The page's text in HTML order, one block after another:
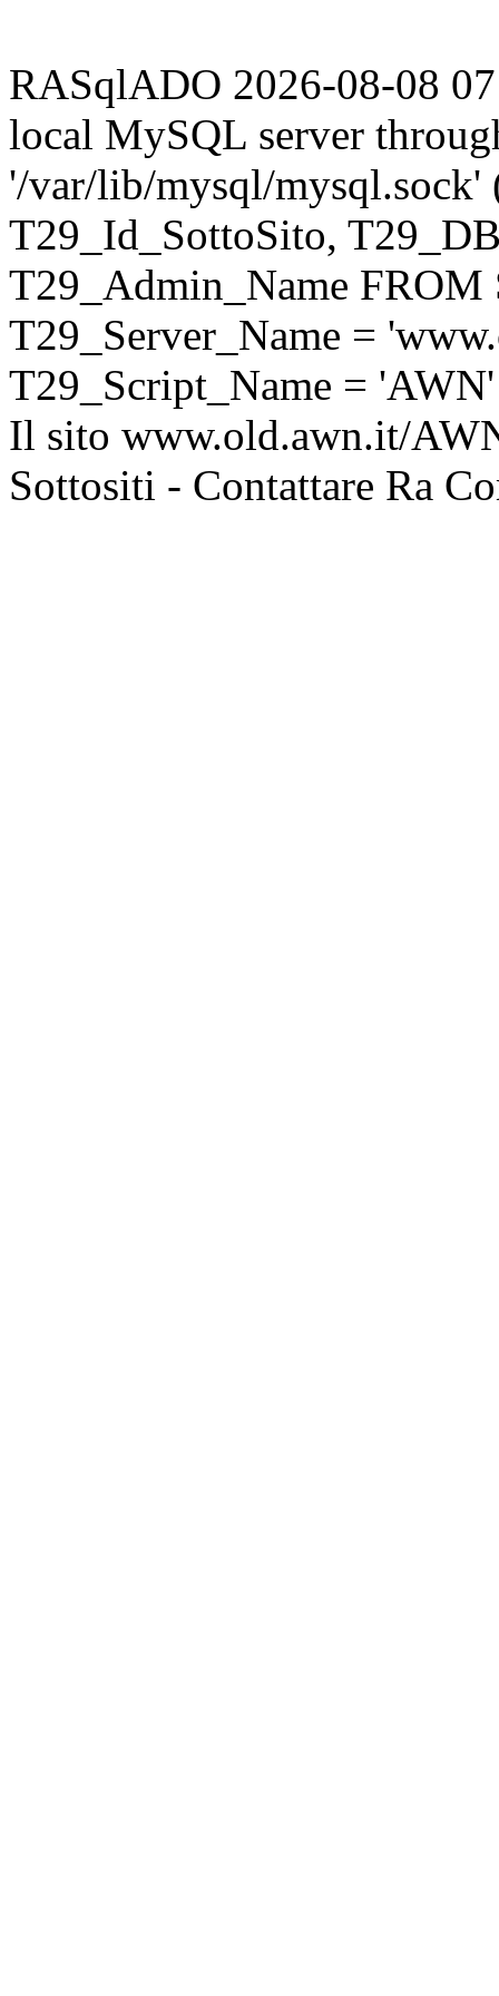
RASqlADO 2026-08-08
local MySQL server
'/var/lib/mysql/mysql.sock'
T29_Id_SottoSito,
T29_Admin_Name
T29_Server_Name =
T29_Script_Name = 'AWN'
Il sito www.old.awn.it/
Sottositi - Contattare Ra